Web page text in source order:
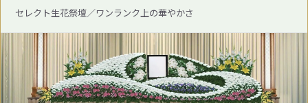
セレクト生花祭壇／ワンランク上の華やかさ